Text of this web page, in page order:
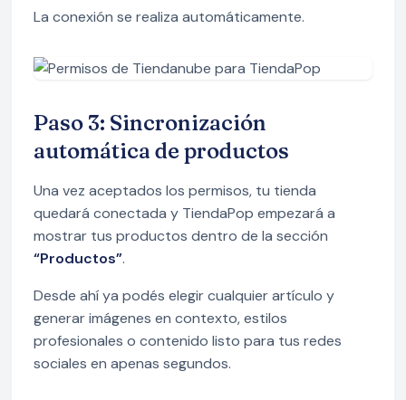
La conexión se realiza automáticamente.
Paso 3: Sincronización
automática de productos
Una vez aceptados los permisos, tu tienda
quedará conectada y TiendaPop empezará a
mostrar tus productos dentro de la sección
“Productos”.
Desde ahí ya podés elegir cualquier artículo y
generar imágenes en contexto, estilos
profesionales o contenido listo para tus redes
sociales en apenas segundos.